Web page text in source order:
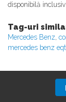
disponibilă
Tag-uri
Mercedes Benz,
mercedes benz eqt